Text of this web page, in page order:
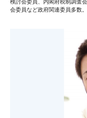
検討会委員、内閣府税制調査
会委員など政府関連委員多数。